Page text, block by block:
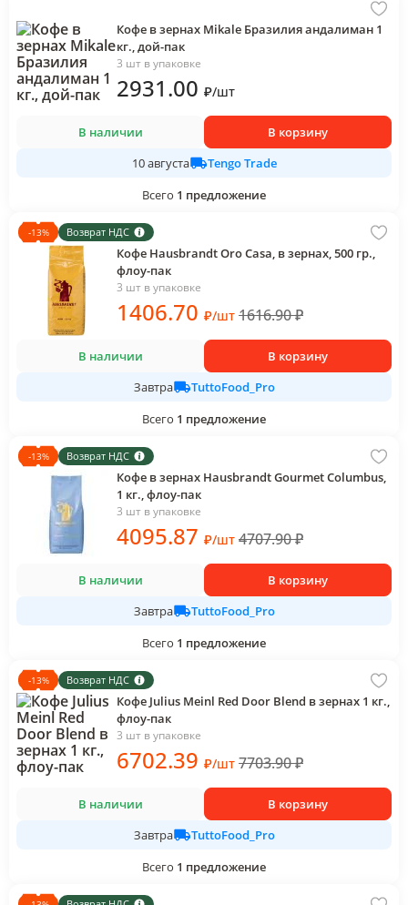
Кофе в зернах Mikale Бразилия андалиман 1
кг., дой-пак
3 шт в упаковке
2931.00 ₽/шт
В наличии
В корзину
10 августа
Tengo Trade
Всего 1 предложение
-13% Возврат НДС
Кофе Hausbrandt Oro Casa, в зернах, 500 гр.,
флоу-пак
3 шт в упаковке
1406.70 ₽/шт 1616.90₽
В наличии
В корзину
Завтра
TuttoFood_Pro
Всего 1 предложение
-13% Возврат НДС
Кофе в зернах Hausbrandt Gourmet Columbus,
1 кг., флоу-пак
3 шт в упаковке
4095.87 ₽/шт 4707.90₽
В наличии
В корзину
Завтра
TuttoFood_Pro
Всего 1 предложение
-13% Возврат НДС
Кофе Julius Meinl Red Door Blend в зернах 1 кг.,
флоу-пак
3 шт в упаковке
6702.39 ₽/шт 7703.90₽
В наличии
В корзину
Завтра
TuttoFood_Pro
Всего 1 предложение